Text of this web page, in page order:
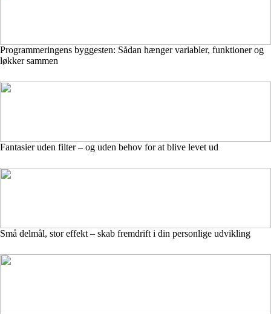
Programmeringens byggesten: Sådan hænger variabler, funktioner og
løkker sammen
Fantasier uden filter – og uden behov for at blive levet ud
Små delmål, stor effekt – skab fremdrift i din personlige udvikling